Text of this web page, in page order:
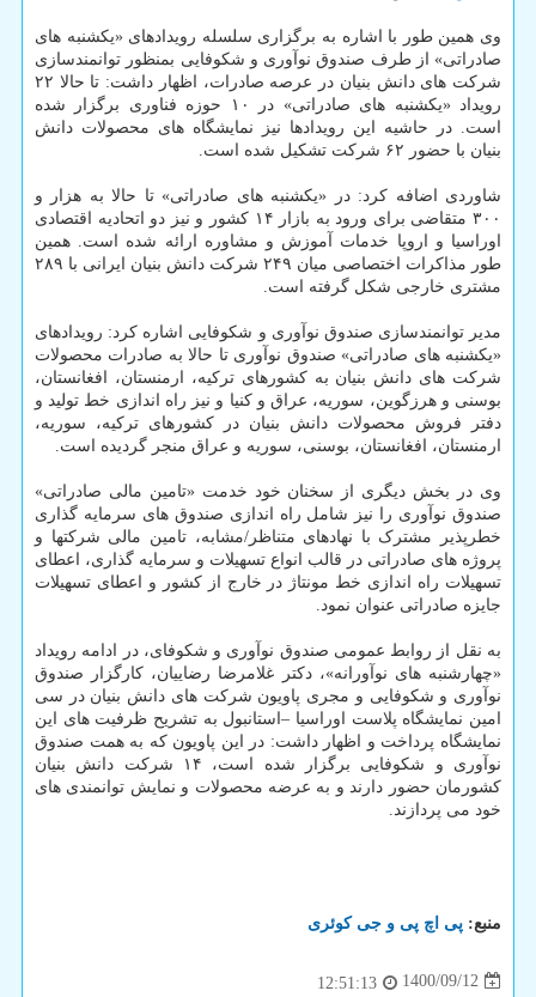
وی همین طور با اشاره به برگزاری سلسله رویدادهای «یکشنبه های
صادراتی» از طرف صندوق نوآوری و شکوفایی بمنظور توانمندسازی
شرکت های دانش بنیان در عرصه صادرات، اظهار داشت: تا حالا ۲۲
رویداد «یکشنبه های صادراتی» در ۱۰ حوزه فناوری برگزار شده
است. در حاشیه این رویدادها نیز نمایشگاه های محصولات دانش
بنیان با حضور ۶۲ شرکت تشکیل شده است.
شاوردی اضافه کرد: در «یکشنبه های صادراتی» تا حالا به هزار و
۳۰۰ متقاضی برای ورود به بازار ۱۴ کشور و نیز دو اتحادیه اقتصادی
اوراسیا و اروپا خدمات آموزش و مشاوره ارائه شده است. همین
طور مذاکرات اختصاصی میان ۲۴۹ شرکت دانش بنیان ایرانی با ۲۸۹
مشتری خارجی شکل گرفته است.
مدیر توانمندسازی صندوق نوآوری و شکوفایی اشاره کرد: رویدادهای
«یکشنبه های صادراتی» صندوق نوآوری تا حالا به صادرات محصولات
شرکت های دانش بنیان به کشورهای ترکیه، ارمنستان، افغانستان،
بوسنی و هرزگوین، سوریه، عراق و کنیا و نیز راه اندازی خط تولید و
دفتر فروش محصولات دانش بنیان در کشورهای ترکیه، سوریه،
ارمنستان، افغانستان، بوسنی، سوریه و عراق منجر گردیده است.
وی در بخش دیگری از سخنان خود خدمت «تامین مالی صادراتی»
صندوق نوآوری را نیز شامل راه اندازی صندوق های سرمایه گذاری
خطرپذیر مشترک با نهادهای متناظر/مشابه، تامین مالی شرکتها و
پروژه های صادراتی در قالب انواع تسهیلات و سرمایه گذاری، اعطای
تسهیلات راه اندازی خط مونتاژ در خارج از کشور و اعطای تسهیلات
جایزه صادراتی عنوان نمود.
به نقل از روابط عمومی صندوق نوآوری و شکوفای، در ادامه رویداد
«چهارشنبه های نوآورانه»، دکتر غلامرضا رضاییان، کارگزار صندوق
نوآوری و شکوفایی و مجری پاویون شرکت های دانش بنیان در سی
امین نمایشگاه پلاست اوراسیا –استانبول به تشریح ظرفیت های این
نمایشگاه پرداخت و اظهار داشت: در این پاویون که به همت صندوق
نوآوری و شکوفایی برگزار شده است، ۱۴ شرکت دانش بنیان
کشورمان حضور دارند و به عرضه محصولات و نمایش توانمندی های
خود می پردازند.
منبع: پی اچ پی و جی كوئری
1400/09/12
12:51:13